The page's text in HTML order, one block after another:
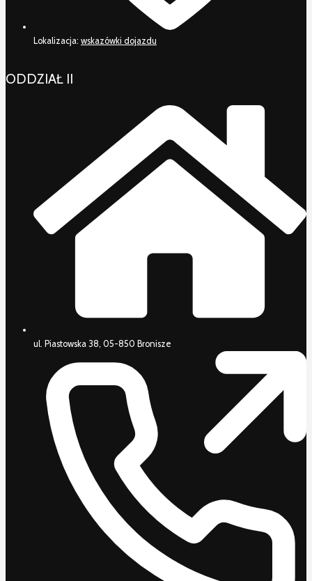
Lokalizacja: wskazówki dojazdu
ODDZIAŁ II
ul. Piastowska 38, 05-850 Bronisze